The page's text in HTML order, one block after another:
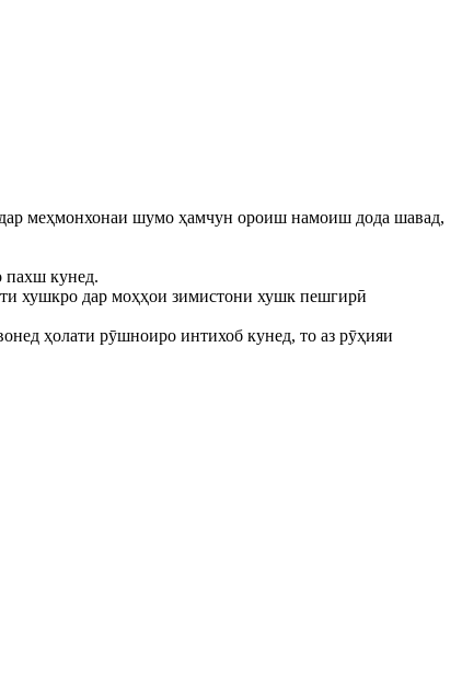
меҳмонхонаи шумо ҳамчун ороиш намоиш дода шавад,
пахш кунед.
хушкро дар моҳҳои зимистони хушк пешгирӣ
ҳолати рӯшноиро интихоб кунед, то аз рӯҳияи